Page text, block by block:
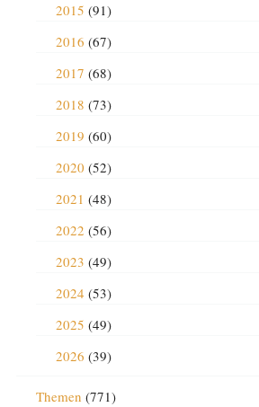
2015 (91)
2016 (67)
2017 (68)
2018 (73)
2019 (60)
2020 (52)
2021 (48)
2022 (56)
2023 (49)
2024 (53)
2025 (49)
2026 (39)
Themen (771)